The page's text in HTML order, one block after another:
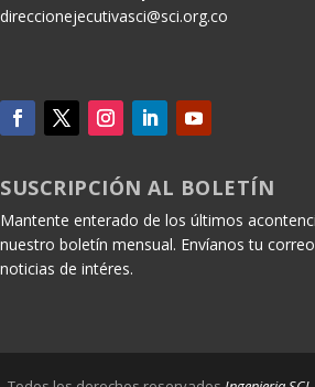
direccionejecutivasci@sci.org.co
SUSCRIPCIÓN AL BOLETÍN
Mantente enterado de los últimos
nuestro boletín mensual. Envíanos tu
noticias de intéres.